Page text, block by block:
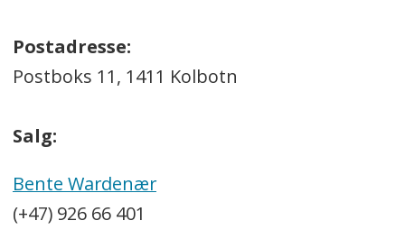
Postadresse:
Postboks 11, 1411 Kolbotn
Salg:
Bente Wardenær
(+47) 926 66 401